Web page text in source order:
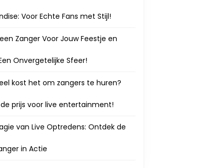
Voor Echte Fans met Stijl!
Zanger Voor Jouw Feestje en
Onvergetelijke Sfeer!
kost het om zangers te huren?
prijs voor live entertainment!
van Live Optredens: Ontdek de
in Actie